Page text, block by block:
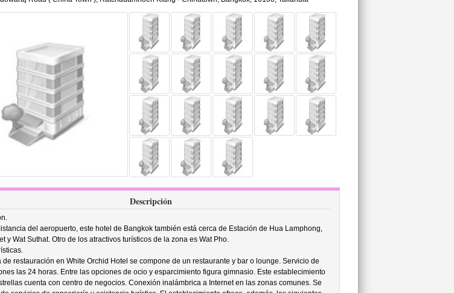
Descripción
del aeropuerto, este hotel de Bangkok también está cerca de Estación de Hua Lamphong,
y Wat Suthat. Otro de los atractivos turísticos de la zona es Wat Pho.
de restauración en White Orchid Hotel se compone de un restaurante y bar o lounge. Servicio de
las 24 horas. Entre las opciones de ocio y esparcimiento figura gimnasio. Este establecimiento
cuenta con centro de negocios. Conexión inalámbrica a Internet en las zonas comunes. Se